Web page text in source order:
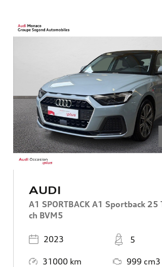
AUDI
A1 SPORTBACK A1 Sportback 25
ch BVM5
Année
2023
Places
5
Kilométrage
31000 km 999 cm3